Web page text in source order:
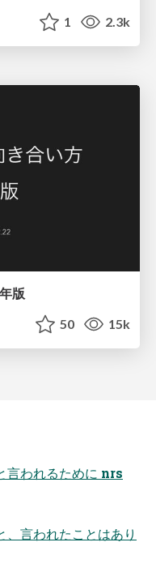
1 2.3k
版
50 15k
言われるために nrs
言われたことはあり